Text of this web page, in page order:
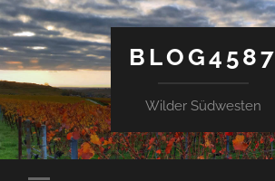
BLOG4587
Wilder Südwesten